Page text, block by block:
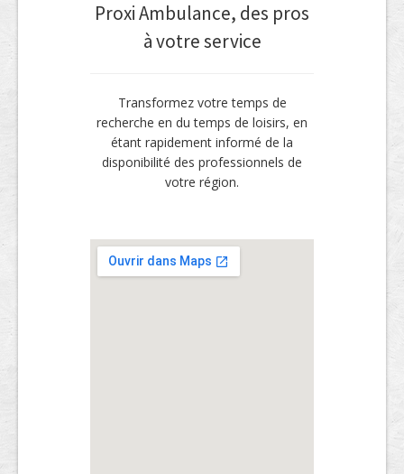
Proxi Ambulance, des pros
à votre service
Transformez votre temps de
recherche en du temps de loisirs, en
étant rapidement informé de la
disponibilité des professionnels de
votre région.